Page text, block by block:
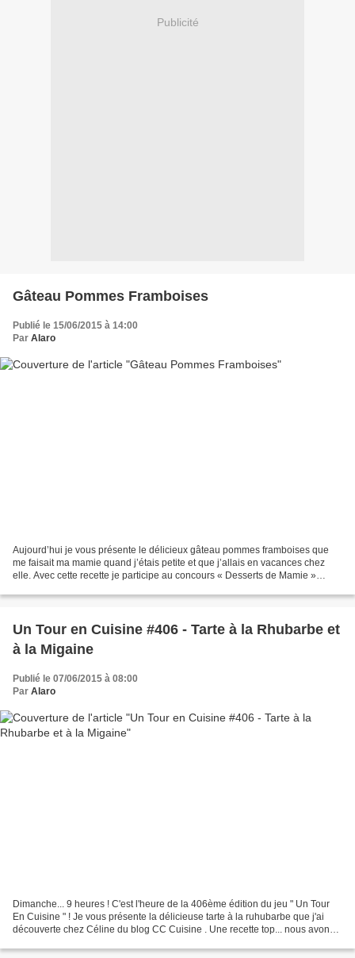
Publicité
Gâteau Pommes Framboises
Publié le 15/06/2015 à 14:00
Par Alaro
Aujourd’hui je vous présente le délicieux gâteau pommes framboises que
me faisait ma mamie quand j’étais petite et que j’allais en vacances chez
elle. Avec cette recette je participe au concours « Desserts de Mamie »
Un Tour en Cuisine #406 - Tarte à la Rhubarbe et
à la Migaine
Publié le 07/06/2015 à 08:00
Par Alaro
Dimanche... 9 heures ! C'est l'heure de la 406ème édition du jeu " Un Tour
En Cuisine " ! Je vous présente la délicieuse tarte à la ruhubarbe que j'ai
découverte chez Céline du blog CC Cuisine . Une recette top... nous avons